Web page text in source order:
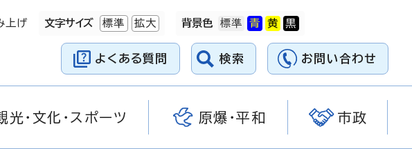
上げ 文字サイズ 標準 拡大 背景色
よくある質問 検索 お問い合わせ
光・文化・スポーツ 原爆・平和 市政